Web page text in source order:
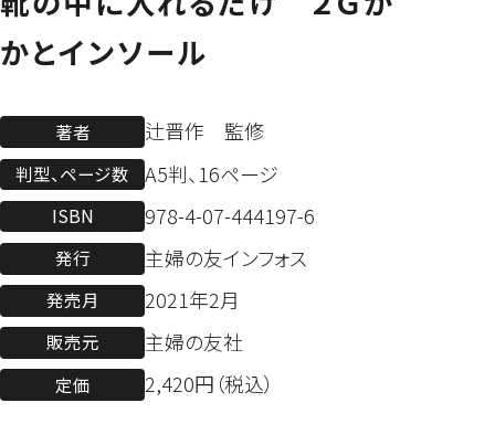
かとインソール
著者 辻晋作 監修
判型、ページ数 A5判、16ページ
ISBN 978-4-07-444197-6
発行 主婦の友インフォス
発売月 2021年2月
販売元 主婦の友社
定価 2,420円（税込）